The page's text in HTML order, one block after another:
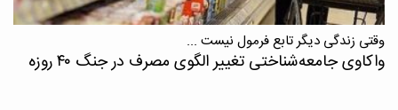
وقتی زندگی دیگر تابع فرمول نیست ...
واکاوی جامعه‌شناختی تغییر الگوی مصرف در جنگ ۴۰ روزه